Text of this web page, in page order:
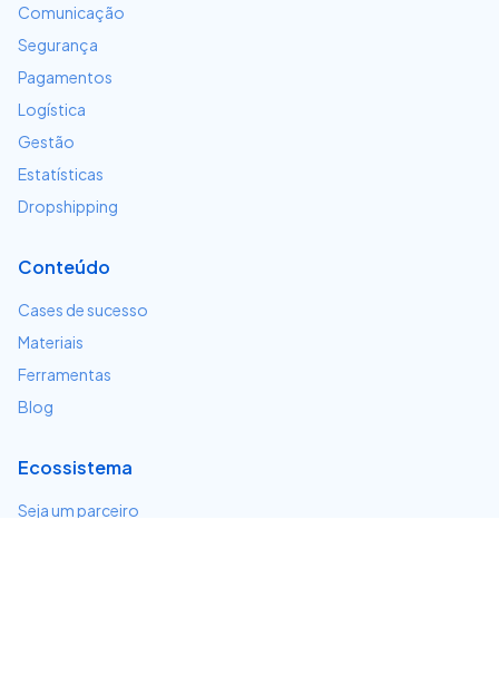
Comunicação
Segurança
Pagamentos
Logística
Gestão
Estatísticas
Dropshipping
Conteúdo
Cases de sucesso
Materiais
Ferramentas
Blog
Ecossistema
Seja um parceiro